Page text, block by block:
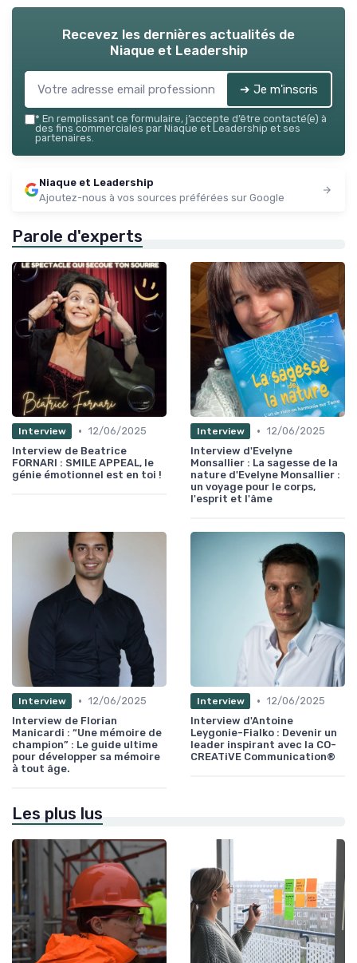
Recevez les dernières actualités de
Niaque et Leadership
➔ Je m'inscris
* En remplissant ce formulaire, j’accepte d’être contacté(e) à
des fins commerciales par Niaque et Leadership et ses
partenaires.
Niaque et Leadership
Ajoutez-nous à vos sources préférées sur Google
Parole d'experts
Interview • 12/06/2025
Interview de Beatrice
FORNARI : SMILE APPEAL, le
génie émotionnel est en toi !
Interview • 12/06/2025
Interview d'Evelyne
Monsallier : La sagesse de la
nature d'Evelyne Monsallier :
un voyage pour le corps,
l'esprit et l'âme
Interview • 12/06/2025
Interview de Florian
Manicardi : “Une mémoire de
champion” : Le guide ultime
pour développer sa mémoire
à tout âge.
Interview • 12/06/2025
Interview d'Antoine
Leygonie-Fialko : Devenir un
leader inspirant avec la CO-
CREATiVE Communication®
Les plus lus